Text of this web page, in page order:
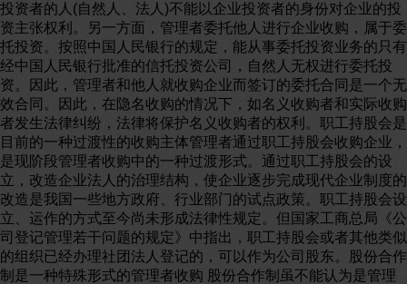
投资者的人(自然人、法人)不能以企业投资者的身份对企业的投
资主张权利。另一方面，管理者委托他人进行企业收购，属于委
托投资。按照中国人民银行的规定，能从事委托投资业务的只有
经中国人民银行批准的信托投资公司，自然人无权进行委托投
资。因此，管理者和他人就收购企业而签订的委托合同是一个无
效合同。因此，在隐名收购的情况下，如名义收购者和实际收购
者发生法律纠纷，法律将保护名义收购者的权利。职工持股会是
目前的一种过渡性的收购主体管理者通过职工持股会收购企业，
是现阶段管理者收购中的一种过渡形式。通过职工持股会的设
立，改造企业法人的治理结构，使企业逐步完成现代企业制度的
改造是我国一些地方政府、行业部门的试点政策。职工持股会设
立、运作的方式至今尚未形成法律性规定。但国家工商总局《公
司登记管理若干问题的规定》中指出，职工持股会或者其他类似
的组织已经办理社团法人登记的，可以作为公司股东。股份合作
制是一种特殊形式的管理者收购 股份合作制虽不能认为是管理